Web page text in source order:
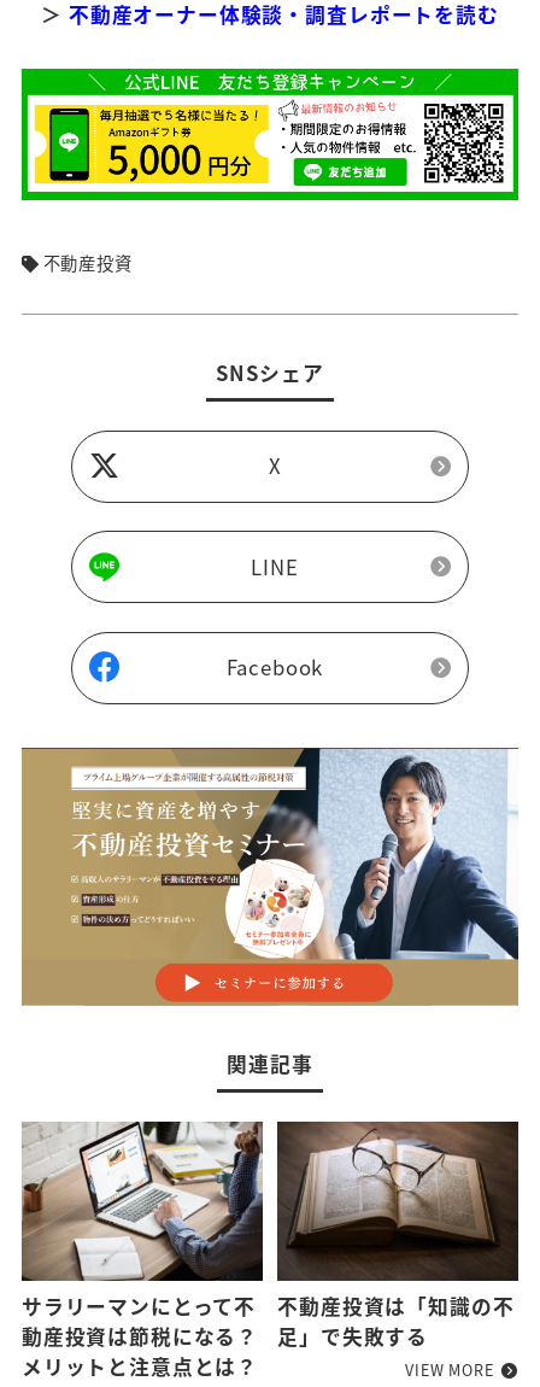
＞ 不動産オーナー体験談・調査レポートを読む
不動産投資
SNSシェア
X
LINE
Facebook
関連記事
サラリーマンにとって不
動産投資は節税になる？
メリットと注意点とは？
不動産投資は「知識の不
足」で失敗する
VIEW MORE